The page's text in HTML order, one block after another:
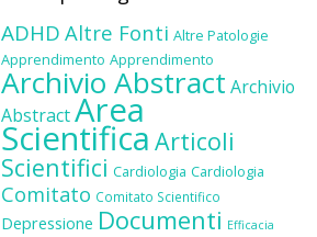
ADHD Altre Fonti Altre Patologie
Apprendimento Apprendimento
Archivio Abstract Archivio
AbstractArea
Scientifica Articoli
Scientifici Cardiologia Cardiologia
Comitato Comitato Scientifico
Depressione Documenti Efficacia